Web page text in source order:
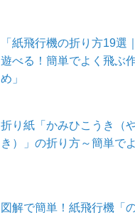
「紙飛行機の折り方19選
遊べる！簡単でよく飛ぶ
め」
折り紙「かみひこうき（
き）」の折り方～簡単で
図解で簡単！紙飛行機「